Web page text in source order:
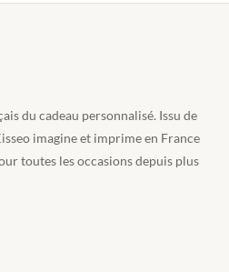
du cadeau personnalisé. Issu de
imagine et imprime en France
toutes les occasions depuis plus